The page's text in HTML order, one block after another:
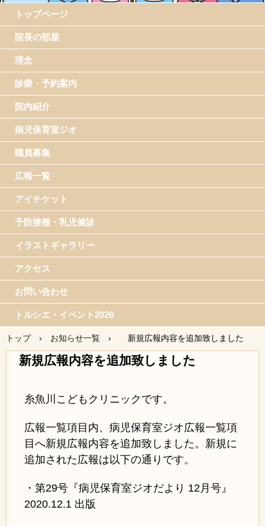
トップページ
院長の部屋
理念
診療・予約案内
院内紹介
病児保育室ジオ
職員募集
広報一覧
アイチケット
予防接種・乳児健診
イラストギャラリー
アクセス
お問い合わせ
トルシエ・イベント2026
トップ › お知らせ一覧 › 新規広報内容を追加致しました
新規広報内容を追加致しました
糸魚川こどもクリニックです。
広報一覧項目内、病児保育室ジオ広報一覧項
目へ新規広報内容を追加致しました。新規に
追加された広報は以下の通りです。
・第29号『病児保育室ジオだより 12月号』
2020.12.1 出版